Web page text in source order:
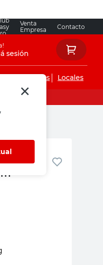
Venta
Empresa
Contacto
sesión
instalaciones Locales